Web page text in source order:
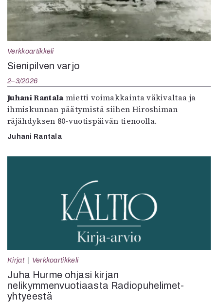
Verkkoartikkeli
Sienipilven varjo
2–3/2026
Juhani Rantala mietti voimakkainta väkivaltaa ja
ihmiskunnan päätymistä siihen Hiroshiman
räjähdyksen 80-vuotispäivän tienoolla.
Juhani Rantala
Kirjat Verkkoartikkeli
Juha Hurme ohjasi kirjan
nelikymmenvuotiaasta Radiopuhelimet-
yhtyeestä